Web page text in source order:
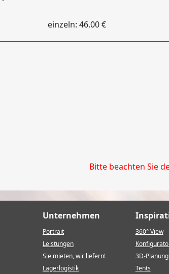
einzeln: 46.00 €
Bitte beachten Sie
Unternehmen
Portrait
Leistungen
Sie mieten, wir liefern!
Lagerlogistik
360° View
3D-Planung
Tents